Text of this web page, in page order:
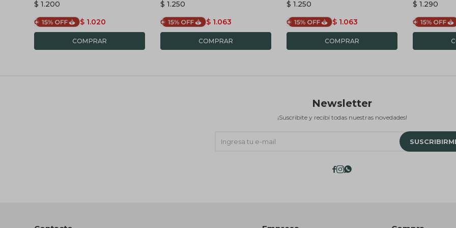
$ 1.200
$ 1.020
BLANCA
$ 1.250
$ 1.063
$ 1.250
$ 1.063
BLANCA
$ 1.290
Newsletter
¡Suscribite y recibí todas nuestras novedades!
